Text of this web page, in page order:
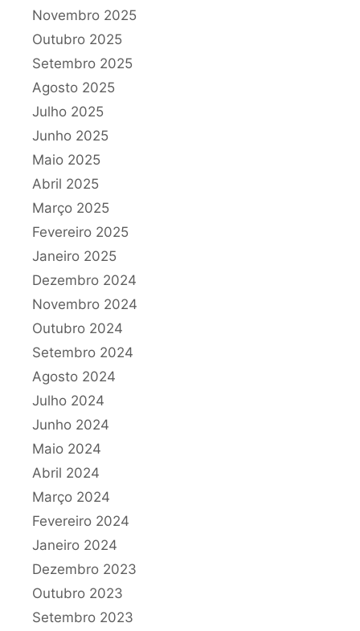
Novembro 2025
Outubro 2025
Setembro 2025
Agosto 2025
Julho 2025
Junho 2025
Maio 2025
Abril 2025
Março 2025
Fevereiro 2025
Janeiro 2025
Dezembro 2024
Novembro 2024
Outubro 2024
Setembro 2024
Agosto 2024
Julho 2024
Junho 2024
Maio 2024
Abril 2024
Março 2024
Fevereiro 2024
Janeiro 2024
Dezembro 2023
Outubro 2023
Setembro 2023